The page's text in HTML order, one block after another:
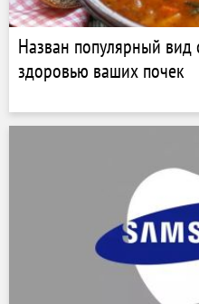
Назван популярный вид
здоровью ваших почек